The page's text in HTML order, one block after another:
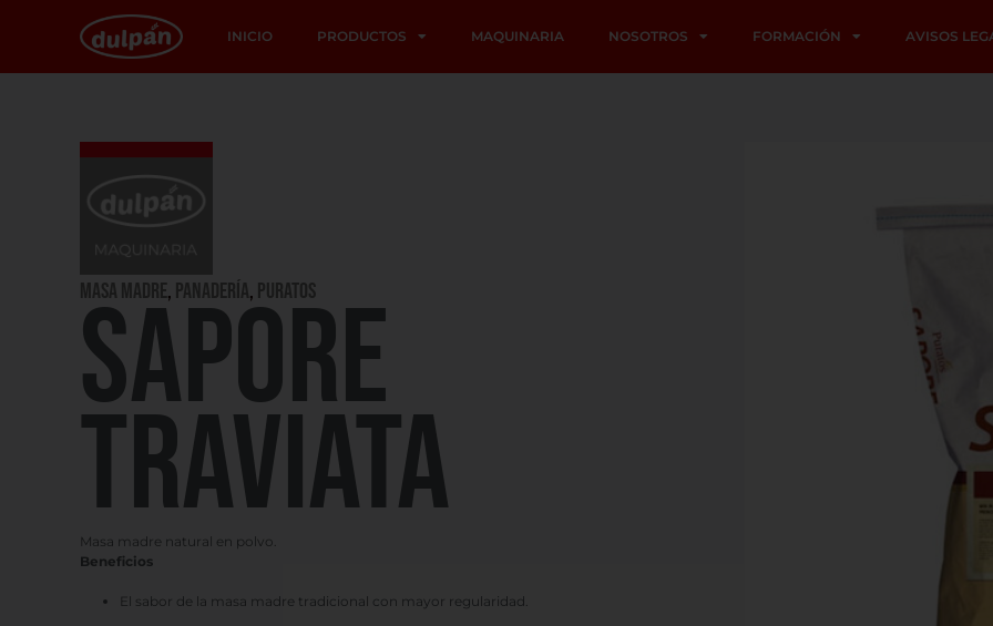
INICIO PRODUCTOS MAQUINARIA NOSOTROS FORMACIÓN AVISOS
Masa Madre, PANADERÍA, PURATOS
SAPORE
TRAVIATA
Masa madre natural en polvo.
Beneficios
El sabor de la masa madre tradicional con mayor regularidad.